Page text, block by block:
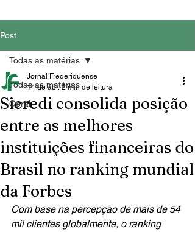
Post
Todas as matérias
Geral
Todas as matérias
Sicredi consolida posição
entre as melhores
instituições financeiras do
Brasil no ranking mundial
da Forbes
Jornal Frederiquense
14 de abr. 2 min de leitura
Com base na percepção de mais de 54
mil clientes globalmente, o ranking